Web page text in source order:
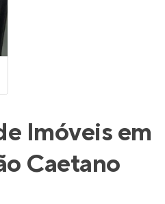
Imóveis em
Caetano